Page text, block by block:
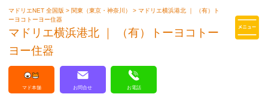
マドリエはLIXILの厳しい基準を
マドリエNET 全国版> 関東（東京・神奈川）>マドリエ横浜港北 ｜ （有）ト
ーヨコトーヨー住器
マドリエ横浜港北 ｜ （有）トーヨコトー
ヨー住器
マド本舗 お問合せ お電話